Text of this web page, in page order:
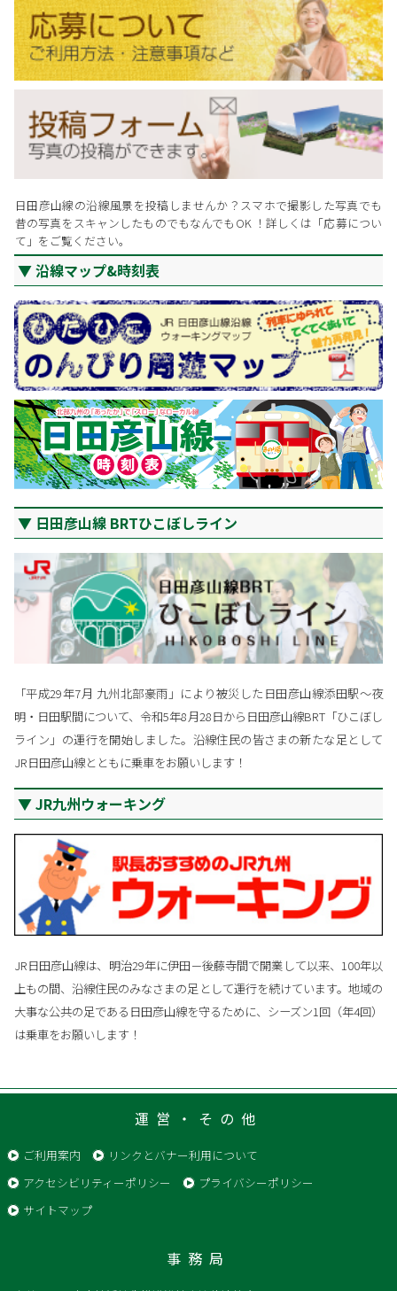
日田彦山線の沿線風景を投稿しませんか？スマホで撮影した写真でも
昔の写真をスキャンしたものでもなんでもOK ！詳しくは「応募につい
て」をご覧ください。
沿線マップ&時刻表
日田彦山線 BRTひこぼしライン
「平成29年7月 九州北部豪雨」により被災した日田彦山線添田駅～夜
明・日田駅間について、令和5年8月28日から日田彦山線BRT「ひこぼし
ライン」の運行を開始しました。沿線住民の皆さまの新たな足として
JR日田彦山線とともに乗車をお願いします！
JR九州ウォーキング
JR日田彦山線は、明治29年に伊田－後藤寺間で開業して以来、100年以
上もの間、沿線住民のみなさまの足として運行を続けています。地域の
大事な公共の足である日田彦山線を守るために、シーズン1回（年4回）
は乗車をお願いします！
運営・その他
ご利用案内
リンクとバナー利用について
アクセシビリティーポリシー
プライバシーポリシー
サイトマップ
事務局